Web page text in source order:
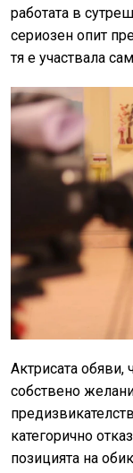
работата в
сериозен опит
тя е участвала
Актрисата обяви,
собствено
категорично
позицията на